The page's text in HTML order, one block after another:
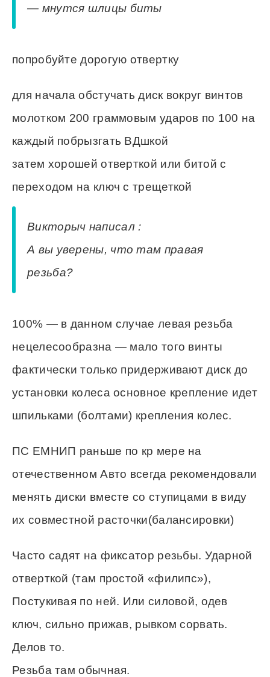
— мнутся шлицы биты
попробуйте дорогую отвертку
для начала обстучать диск вокруг винтов
молотком 200 граммовым ударов по 100 на
каждый побрызгать ВДшкой
затем хорошей отверткой или битой с
переходом на ключ с трещеткой
Викторыч написал :
А вы уверены, что там правая
резьба?
100% — в данном случае левая резьба
нецелесообразна — мало того винты
фактически только придерживают диск до
установки колеса основное крепление идет
шпильками (болтами) крепления колес.
ПС ЕМНИП раньше по кр мере на
отечественном Авто всегда рекомендовали
менять диски вместе со ступицами в виду
их совместной расточки(балансировки)
Часто садят на фиксатор резьбы. Ударной
отверткой (там простой «филипс»),
Постукивая по ней. Или силовой, одев
ключ, сильно прижав, рывком сорвать.
Делов то.
Резьба там обычная.